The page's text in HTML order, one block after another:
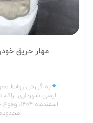
مهار حریق
به گزارش روابط